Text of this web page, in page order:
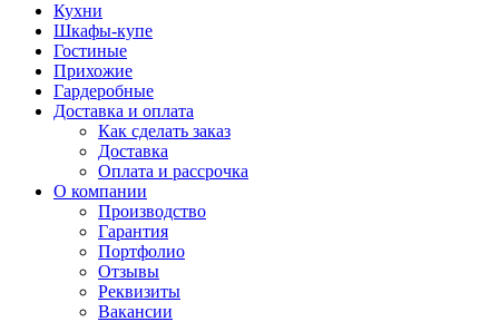
Кухни
Шкафы-купе
Гостиные
Прихожие
Гардеробные
Доставка и оплата
Как сделать заказ
Доставка
Оплата и рассрочка
О компании
Производство
Гарантия
Портфолио
Отзывы
Реквизиты
Вакансии